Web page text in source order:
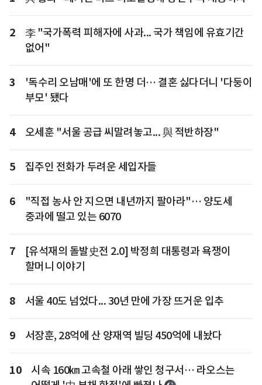
2
李 "국가폭력 피해자에 사과... 국가 책임에 유효기간
없어"
3
'독수리 오남매'에 또 한명 더… 결혼 싫다더니 '다둥이
부모' 됐다
4 오세훈 "서울 공급 씨말려놓고... 與 적반하장"
5 집주인 전화가 두려운 세입자들
6
"직접 농사 안 지으면 내년까지 팔아라"… 양도세
중과에 떨고 있는 6070
7
[유석재의 돌발史전 2.0] 박정희 대통령과 욕쟁이
할머니 이야기
8 서울 40도 넘었다... 30년 만에 가장 뜨거운 입추
9 서장훈, 28억에 산 양재역 빌딩 450억에 내놨다
10
시속 160㎞ 고속철 아래 쌓인 청구서… 라오스는